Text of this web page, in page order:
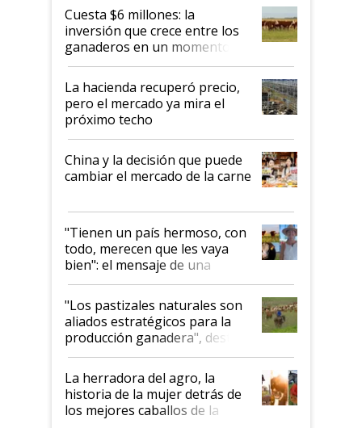
Cuesta $6 millones: la
inversión que crece entre los
ganaderos en un momento
histórico para la actividad
La hacienda recuperó precio,
pero el mercado ya mira el
próximo techo
China y la decisión que puede
cambiar el mercado de la carne
"Tienen un país hermoso, con
todo, merecen que les vaya
bien": el mensaje de una
ganadera uruguaya sobre las
oportunidades que se abren
para el agro en Argentina, con
foco en la carne
"Los pastizales naturales son
aliados estratégicos para la
producción ganadera", destaca
la iniciativa que ya reúne a 46
establecimientos en Argentina
La herradora del agro, la
historia de la mujer detrás de
los mejores caballos de la